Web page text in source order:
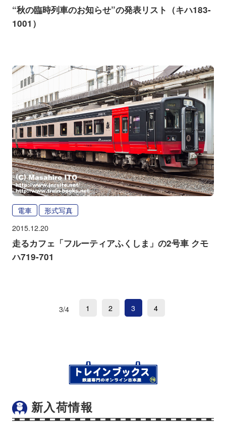
“秋の臨時列車のお知らせ”の発表リスト（キハ183-
1001）
電車 形式写真
2015.12.20
走るカフェ「フルーティアふくしま」の2号車 クモ
ハ719-701
3/4 1 2 3 4
新入荷情報